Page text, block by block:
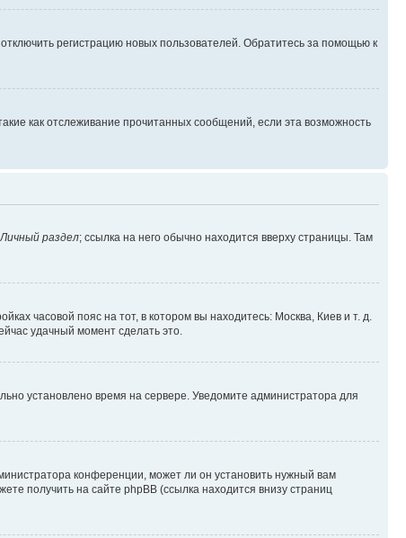
регистрацию новых пользователей. Обратитесь за помощью к
как отслеживание прочитанных сообщений, если эта возможность
Личный раздел; ссылка на него обычно находится вверху страницы. Там
часовой пояс на тот, в котором вы находитесь: Москва, Киев и т. д.
удачный момент сделать это.
установлено время на сервере. Уведомите администратора для
конференции, может ли он установить нужный вам
получить на сайте phpBB (ссылка находится внизу страниц